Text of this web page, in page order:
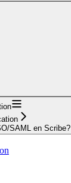
SAML en Scribe?